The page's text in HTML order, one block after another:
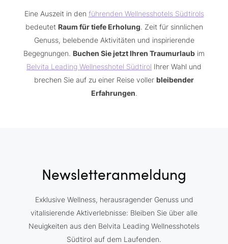
Eine Auszeit in den führenden Wellnesshotels Südtirols
bedeutet Raum für tiefe Erholung. Zeit für sinnlichen
Genuss, belebende Aktivitäten und inspirierende
Begegnungen. Buchen Sie jetzt Ihren Traumurlaub im
Belvita Leading Wellnesshotel Südtirol Ihrer Wahl und
brechen Sie auf zu einer Reise voller bleibender
Erfahrungen.
Newsletteranmeldung
Exklusive Wellness, herausragender Genuss und
vitalisierende Aktiverlebnisse: Bleiben Sie über alle
Neuigkeiten aus den Belvita Leading Wellnesshotels
Südtirol auf dem Laufenden.